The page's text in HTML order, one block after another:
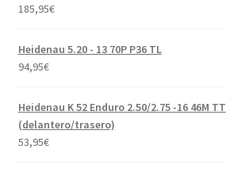
185,95€
Heidenau 5.20 - 13 70P P36 TL
94,95€
Heidenau K 52 Enduro 2.50/2.75 -16 46M TT
(delantero/trasero)
53,95€